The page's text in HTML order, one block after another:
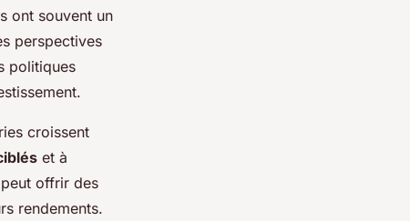
ont souvent un
perspectives
politiques
croissent
et à
offrir des
rendements.